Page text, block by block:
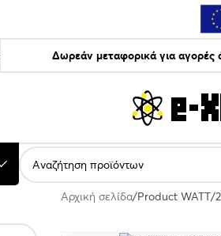
Δωρεάν μεταφορικά για
Αρχική σελίδα Product WATT